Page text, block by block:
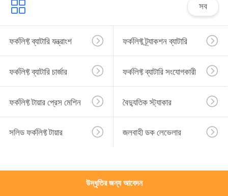
আমাদের
সাথে
যোগাযোগ
করুন
খবর
সাইট
সব
ফর্কলিফ্ট ব্যাটারি যন্ত্রাংশ ফর্কলিফ্ট ট্র্যাকশন ব্যাটারি
ফর্কলিফ্ট ব্যাটারি চার্জার ফর্কলিফ্ট ব্যাটারি সংযোগকারী
ফর্কলিফ্ট টায়ার প্রেস মেশিন বৈদ্যুতিক স্ট্যাকার
সলিড ফর্কলিফ্ট টায়ার জলবাহী ডক লেভেলার
উদ্ধৃতির জন্য আবেদন